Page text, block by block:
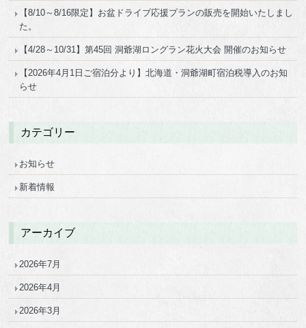
【8/10～8/16限定】お盆ドライブ応援プランの販売を開始いたしまし
た。
【4/28～10/31】第45回 洞爺湖ロングラン花火大会 開催のお知らせ
【2026年4月1日ご宿泊分より】北海道・洞爺湖町宿泊税導入のお知
らせ
カテゴリー
お知らせ
新着情報
アーカイブ
2026年7月
2026年4月
2026年3月